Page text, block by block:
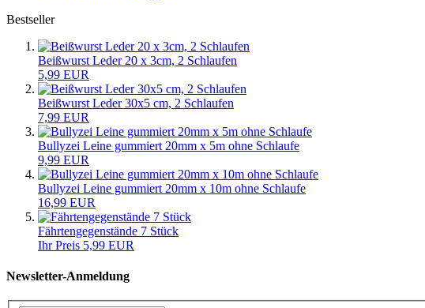
Bestseller
Beißwurst Leder 20 x 3cm, 2 Schlaufen
5,99 EUR
Beißwurst Leder 30x5 cm, 2 Schlaufen
7,99 EUR
Bullyzei Leine gummiert 20mm x 5m ohne Schlaufe
9,99 EUR
Bullyzei Leine gummiert 20mm x 10m ohne Schlaufe
16,99 EUR
Fährtengegenstände 7 Stück
Ihr Preis 5,99 EUR
Newsletter-Anmeldung